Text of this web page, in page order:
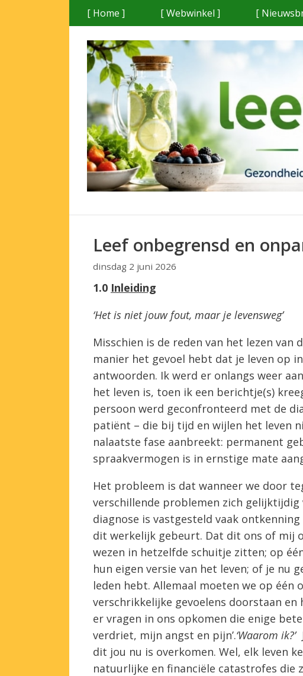
[ Home ] [ Webwinkel ] [
Leef onbegrensd en
dinsdag 2 juni 2026
1.0 Inleiding
‘Het is niet jouw fout, maar je levensweg’
Misschien is de reden van het lezen
manier het gevoel hebt dat je leven op
antwoorden. Ik werd er onlangs weer
het leven is, toen ik een berichtje(s)
persoon werd geconfronteerd met de
patiënt – die bij tijd en wijlen het leven
nalaatste fase aanbreekt: permanent
spraakvermogen is in ernstige mate
Het probleem is dat wanneer we door
verschillende problemen zich
diagnose is vastgesteld vaak
dit werkelijk gebeurt. Dat dit ons of mij
wezen in hetzelfde schuitje zitten; op
hun eigen versie van het leven; of je nu
leden hebt. Allemaal moeten we op één
verschrikkelijke gevoelens doorstaan
er vragen in ons opkomen die enige
verdriet, mijn angst en pijn’.‘Waarom ik?’
dit jou nu is overkomen. Wel, elk leven
natuurlijke en financiële catastrofes die